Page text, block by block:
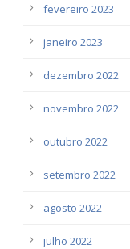
fevereiro 2023
janeiro 2023
dezembro 2022
novembro 2022
outubro 2022
setembro 2022
agosto 2022
julho 2022